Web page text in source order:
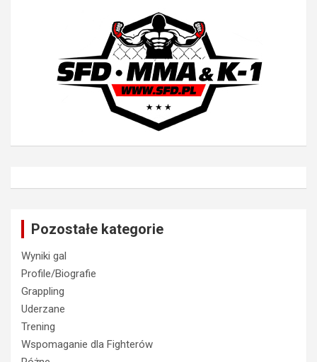
Pozostałe kategorie
Wyniki gal
Profile/Biografie
Grappling
Uderzane
Trening
Wspomaganie dla Fighterów